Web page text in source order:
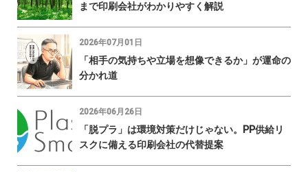
まで印刷会社がわかりやすく解説
2026年07月01日
「相手の気持ちや立場を想像できるか」が運命の
分かれ道
2026年06月26日
「脱プラ」は環境対策だけじゃない。PP供給リ
スクに備える印刷会社の代替提案